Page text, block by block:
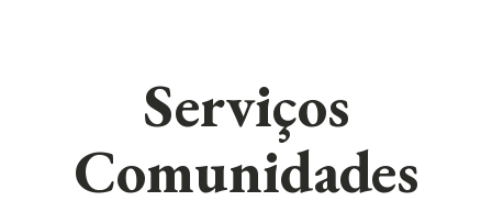
Serviços
Comunidades